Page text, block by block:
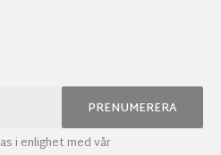
PRENUMERERA
i enlighet med vår